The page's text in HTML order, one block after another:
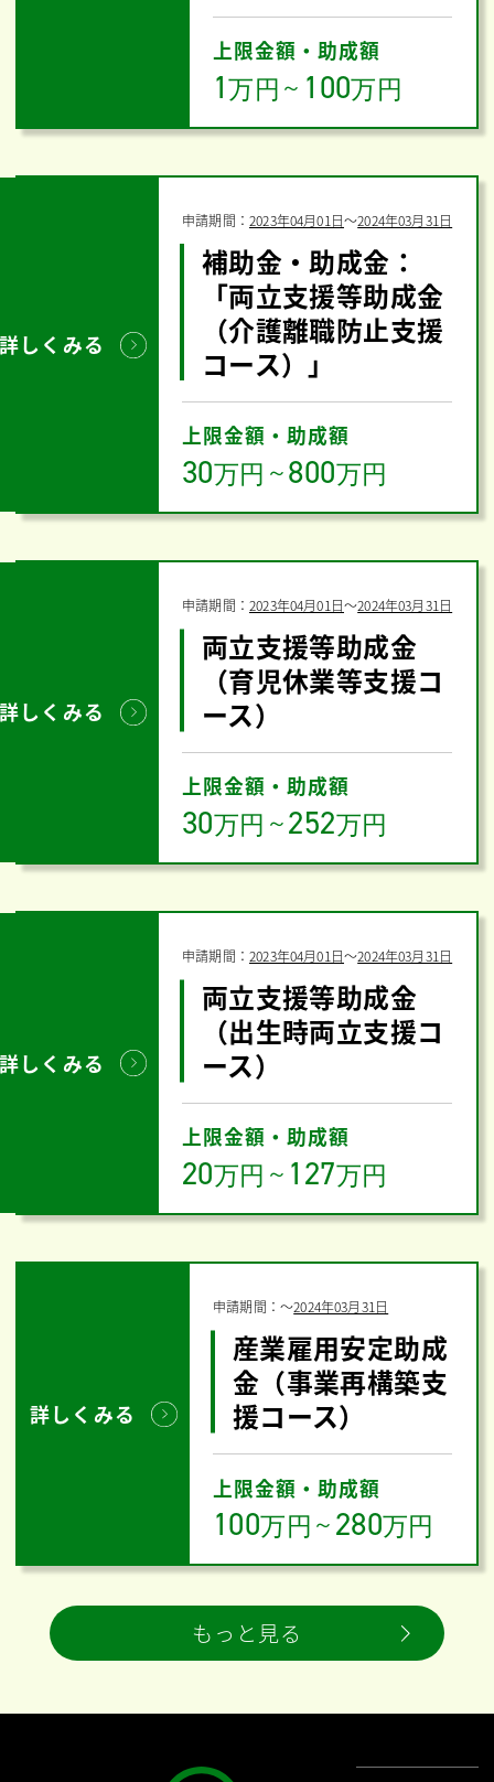
上限金額・助成額
1万円 ～ 100万円
詳しくみる
申請期間：2023年04月01日〜2024年03月31日
補助金・助成金：
「両立支援等助成金
（介護離職防止支援
コース）」
上限金額・助成額
30万円 ～800万円
詳しくみる
申請期間：2023年04月01日〜2024年03月31日
両立支援等助成金
（育児休業等支援コ
ース）
上限金額・助成額
30万円 ～252万円
詳しくみる
申請期間：2023年04月01日〜2024年03月31日
両立支援等助成金
（出生時両立支援コ
ース）
上限金額・助成額
20万円 ～ 127万円
詳しくみる
申請期間：〜2024年03月31日
産業雇用安定助成
金（事業再構築支
援コース）
上限金額・助成額
100万円 ～ 280万円
もっと見る